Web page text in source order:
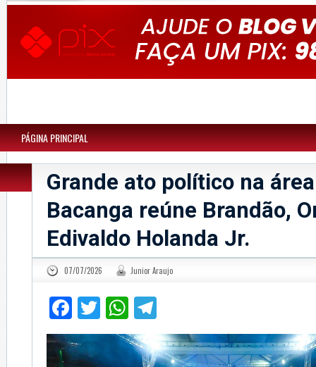
PÁGINA PRINCIPAL
Grande ato político na
Bacanga reúne Brandão,
Edivaldo Holanda Jr.
07/07/2026 Junior Araujo
Facebook
TwitterWhatsApp